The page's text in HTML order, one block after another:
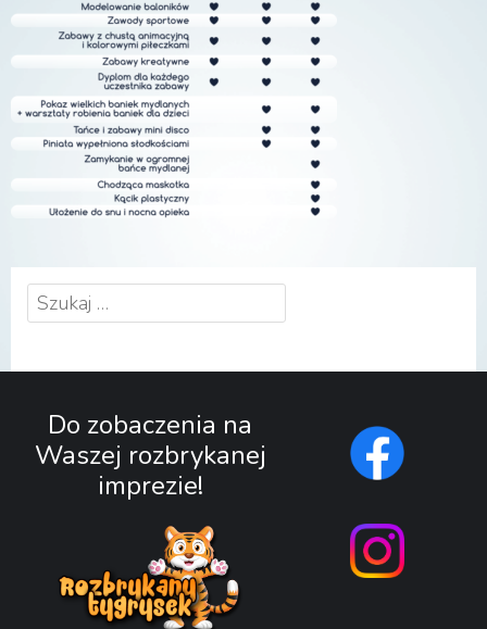
Szukaj:
Do zobaczenia na
Waszej rozbrykanej
imprezie!